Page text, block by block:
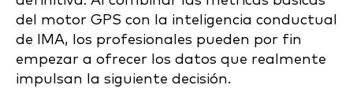
del motor GPS con la inteligencia conductual
de IMA, los profesionales pueden por fin
empezar a ofrecer los datos que realmente
impulsan la siguiente decisión.